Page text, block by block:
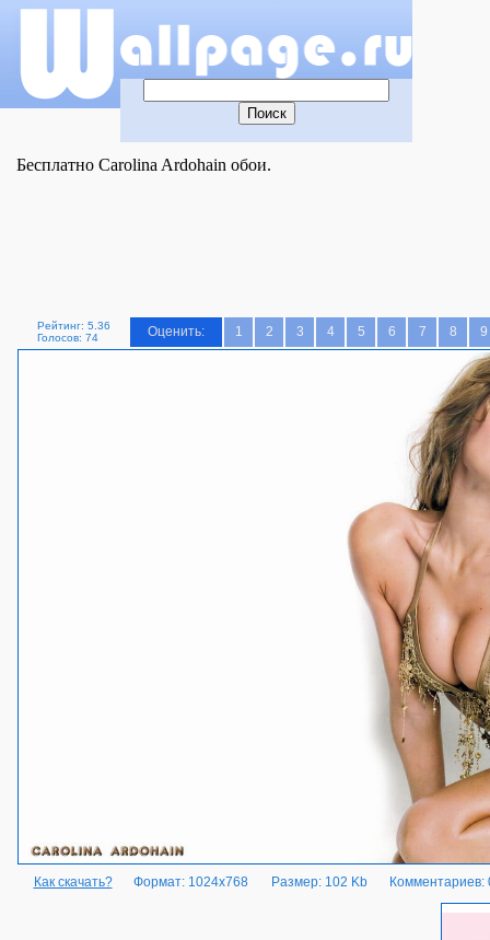
Бесплатно Carolina Ardohain обои.
Рейтинг: 5.36
Голосов: 74
Оценить: 1 2 3 4 5 6 7 8 9
Как скачать? Формат: 1024x768 Размер: 102 Kb Комментариев: